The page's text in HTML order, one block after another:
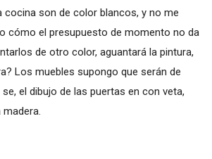
cocina son de color blancos, y no me
cómo el presupuesto de momento no da
de otro color, aguantará la pintura,
Los muebles supongo que serán de
el dibujo de las puertas en con veta,